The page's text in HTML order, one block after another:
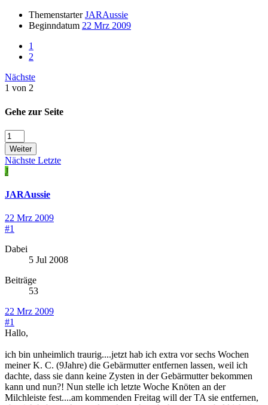
Themenstarter JARAussie
Beginndatum 22 Mrz 2009
1
2
Nächste
1 von 2
Gehe zur Seite
Weiter
Nächste Letzte
J
JARAussie
22 Mrz 2009
#1
Dabei
5 Jul 2008
Beiträge
53
22 Mrz 2009
#1
Hallo,
ich bin unheimlich traurig....jetzt hab ich extra vor sechs Wochen
meiner K. C. (9Jahre) die Gebärmutter entfernen lassen, weil ich
dachte, dass sie dann keine Zysten in der Gebärmutter bekommen
kann und nun?! Nun stelle ich letzte Woche Knöten an der
Milchleiste fest....am kommenden Freitag will der TA sie entfernen,